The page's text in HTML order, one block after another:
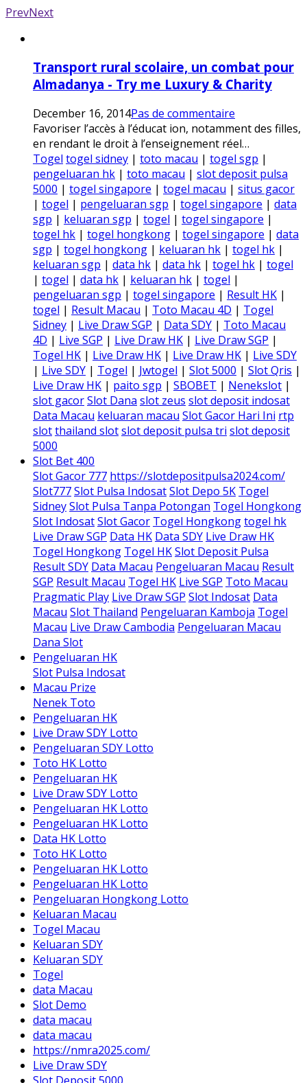
PrevNext
Transport rural scolaire, un combat pour
Almadanya - Try me Luxury & Charity
December 16, 2014Pas de commentaire
Favoriser l’accès à l’éducat ion, notamment des filles,
en rendant le droit à l’enseignement réel…
Togel togel sidney | toto macau | togel sgp |
pengeluaran hk | toto macau | slot deposit pulsa
5000 | togel singapore | togel macau | situs gacor
| togel | pengeluaran sgp | togel singapore | data
sgp | keluaran sgp | togel | togel singapore |
togel hk | togel hongkong | togel singapore | data
sgp | togel hongkong | keluaran hk | togel hk |
keluaran sgp | data hk | data hk | togel hk | togel
| togel | data hk | keluaran hk | togel |
pengeluaran sgp | togel singapore | Result HK |
togel | Result Macau | Toto Macau 4D | Togel
Sidney | Live Draw SGP | Data SDY | Toto Macau
4D | Live SGP | Live Draw HK | Live Draw SGP |
Togel HK | Live Draw HK | Live Draw HK | Live SDY
| Live SDY | Togel | Jwtogel | Slot 5000 | Slot Qris |
Live Draw HK | paito sgp | SBOBET | Nenekslot |
slot gacorSlot Dana slot zeus slot deposit indosat
Data Macau keluaran macau Slot Gacor Hari Ini rtp
slotthailand slotslot deposit pulsa tri slot deposit
5000
Slot Bet 400
Slot Gacor 777 https://slotdepositpulsa2024.com/
Slot777Slot Pulsa IndosatSlot Depo 5K Togel
SidneySlot Pulsa Tanpa Potongan Togel Hongkong
Slot IndosatSlot Gacor Togel Hongkongtogel hk
Live Draw SGP Data HK Data SDY Live Draw HK
Togel Hongkong Togel HKSlot Deposit Pulsa
Result SDY Data Macau Pengeluaran Macau Result
SGP Result Macau Togel HK Live SGP Toto Macau
Pragmatic Play Live Draw SGP Slot Indosat Data
Macau Slot Thailand Pengeluaran Kamboja Togel
Macau Live Draw Cambodia Pengeluaran Macau
Dana Slot
Pengeluaran HK
Slot Pulsa Indosat
Macau Prize
Nenek Toto
Pengeluaran HK
Live Draw SDY Lotto
Pengeluaran SDY Lotto
Toto HK Lotto
Pengeluaran HK
Live Draw SDY Lotto
Pengeluaran HK Lotto
Pengeluaran HK Lotto
Data HK Lotto
Toto HK Lotto
Pengeluaran HK Lotto
Pengeluaran HK Lotto
Pengeluaran Hongkong Lotto
Keluaran Macau
Togel Macau
Keluaran SDY
Keluaran SDY
Togel
data Macau
Slot Demo
data macau
data macau
https://nmra2025.com/
Live Draw SDY